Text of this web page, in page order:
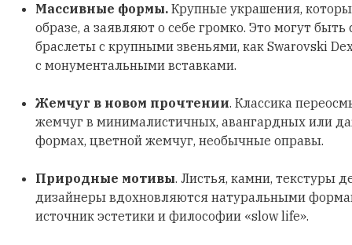
Массивные формы. Крупные украшения,
образе, а заявляют о себе громко. Это могут быть
браслеты с крупными звеньями, как Swarovski
с монументальными вставками.
Жемчуг в новом прочтении. Классика
жемчуг в минималистичных, авангардных или
формах, цветной жемчуг, необычные оправы.
Природные мотивы. Листья, камни, текстуры
дизайнеры вдохновляются натуральными
источник эстетики и философии «slow life».